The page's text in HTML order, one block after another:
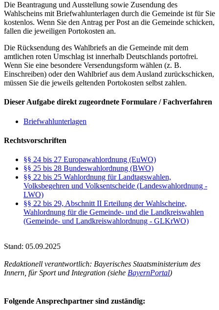
Die Beantragung und Ausstellung sowie Zusendung des
Wahlscheins mit Briefwahlunterlagen durch die Gemeinde ist für Sie
kostenlos. Wenn Sie den Antrag per Post an die Gemeinde schicken,
fallen die jeweiligen Portokosten an.
Die Rücksendung des Wahlbriefs an die Gemeinde mit dem
amtlichen roten Umschlag ist innerhalb Deutschlands portofrei.
Wenn Sie eine besondere Versendungsform wählen (z. B.
Einschreiben) oder den Wahlbrief aus dem Ausland zurückschicken,
müssen Sie die jeweils geltenden Portokosten selbst zahlen.
Dieser Aufgabe direkt zugeordnete Formulare / Fachverfahren
Briefwahlunterlagen
Rechtsvorschriften
§§ 24 bis 27 Europawahlordnung (EuWO)
§§ 25 bis 28 Bundeswahlordnung (BWO)
§§ 22 bis 25 Wahlordnung für Landtagswahlen,
Volksbegehren und Volksentscheide (Landeswahlordnung -
LWO)
§§ 22 bis 29, Abschnitt II Erteilung der Wahlscheine,
Wahlordnung für die Gemeinde- und die Landkreiswahlen
(Gemeinde- und Landkreiswahlordnung - GLKrWO)
Stand: 05.09.2025
Redaktionell verantwortlich: Bayerisches Staatsministerium des
Innern, für Sport und Integration (siehe BayernPortal)
Folgende Ansprechpartner sind zuständig: